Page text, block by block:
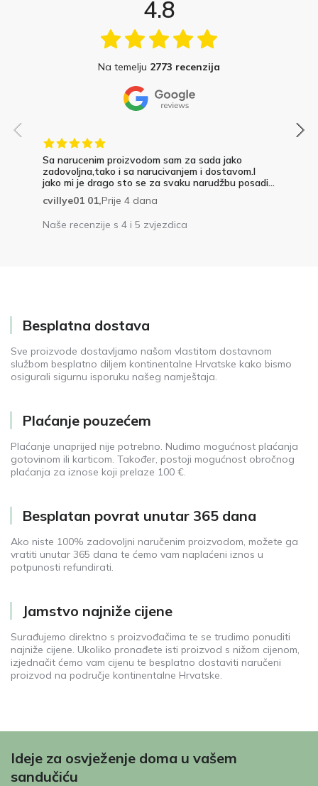
4.8
Na temelju 2773 recenzija
Sa narucenim proizvodom sam za sada jako
zadovoljna,tako i sa narucivanjem i dostavom.I
jako mi je drago sto se za svaku narudžbu posadi...
cvillye01 01,Prije 4 dana
Naše recenzije s 4 i 5 zvjezdica
Besplatna dostava
Sve proizvode dostavljamo našom vlastitom dostavnom
službom besplatno diljem kontinentalne Hrvatske kako bismo
osigurali sigurnu isporuku našeg namještaja.
Plaćanje pouzećem
Plaćanje unaprijed nije potrebno. Nudimo mogućnost plaćanja
gotovinom ili karticom. Također, postoji mogućnost obročnog
plaćanja za iznose koji prelaze 100 €.
Besplatan povrat unutar 365 dana
Ako niste 100% zadovoljni naručenim proizvodom, možete ga
vratiti unutar 365 dana te ćemo vam naplaćeni iznos u
potpunosti refundirati.
Jamstvo najniže cijene
Surađujemo direktno s proizvođačima te se trudimo ponuditi
najniže cijene. Ukoliko pronađete isti proizvod s nižom cijenom,
izjednačit ćemo vam cijenu te besplatno dostaviti naručeni
proizvod na područje kontinentalne Hrvatske.
Ideje za osvježenje doma u vašem
sandučiću